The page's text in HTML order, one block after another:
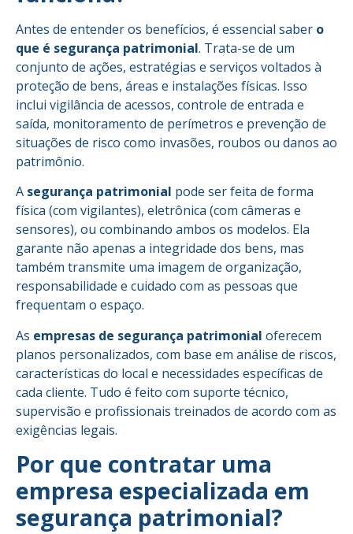
Antes de entender os benefícios, é essencial saber o
que é segurança patrimonial. Trata-se de um
conjunto de ações, estratégias e serviços voltados à
proteção de bens, áreas e instalações físicas. Isso
inclui vigilância de acessos, controle de entrada e
saída, monitoramento de perímetros e prevenção de
situações de risco como invasões, roubos ou danos ao
patrimônio.
A segurança patrimonial pode ser feita de forma
física (com vigilantes), eletrônica (com câmeras e
sensores), ou combinando ambos os modelos. Ela
garante não apenas a integridade dos bens, mas
também transmite uma imagem de organização,
responsabilidade e cuidado com as pessoas que
frequentam o espaço.
As empresas de segurança patrimonial oferecem
planos personalizados, com base em análise de riscos,
características do local e necessidades específicas de
cada cliente. Tudo é feito com suporte técnico,
supervisão e profissionais treinados de acordo com as
exigências legais.
Por que contratar uma
empresa especializada em
segurança patrimonial?